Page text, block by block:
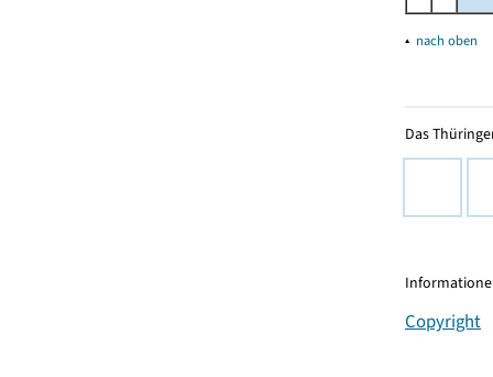
▴ nach oben
Das
Copyright